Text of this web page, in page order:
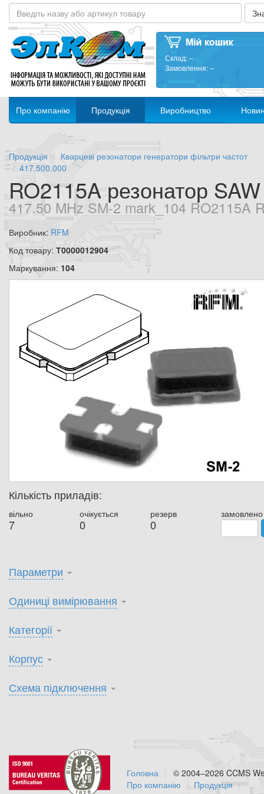
Склад:–
Замовлення:–
Про компанію Продукція Виробництво
Продукція
Кварцеві резонатори генератори фільтри частот
417.500.000
RO2115A резонатор SAW
417.50 MHz SM-2 mark_104 RO2115A
Виробник: RFM
Код товару:Т0000012904
Маркування: 104
Кількість приладів:
вільно
7
очікується
0
резерв
0
замовлено
Параметри
Одиниці вимірювання
Категорії
Корпус
Схема підключення
© 2004–2026 CCMS
Головна
Про компанію
Продукція